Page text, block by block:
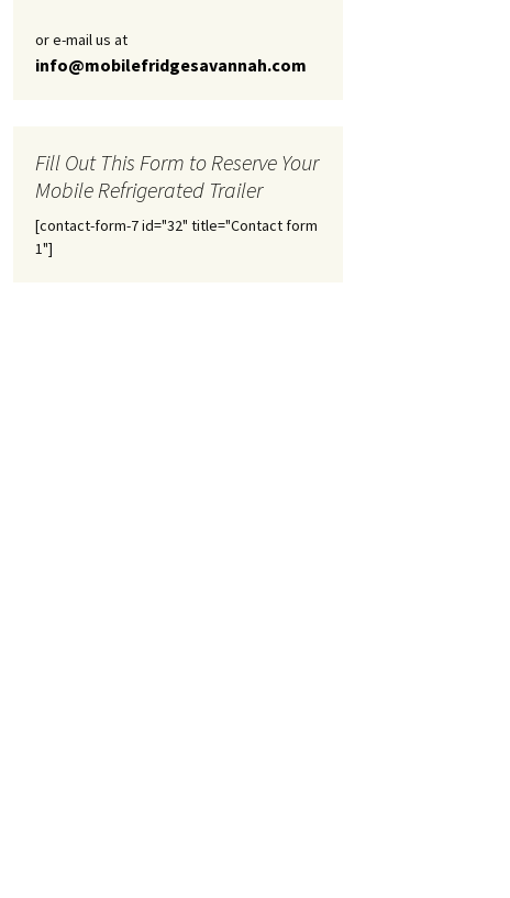
or e-mail us at
info@mobilefridgesavannah.com
Fill Out This Form to Reserve Your
Mobile Refrigerated Trailer
[contact-form-7 id="32" title="Contact form
1"]